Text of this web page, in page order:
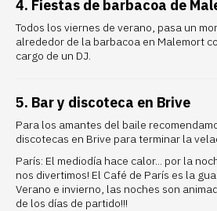
4. Fiestas de barbacoa de
Todos los viernes de verano, pasa un
alrededor de la barbacoa en Malemort
cargo de un DJ.
5. Bar y discoteca en Brive
Para los amantes del baile
discotecas en Brive para terminar la
París: El mediodía hace calor... por la
nos divertimos! El Café de París es la
Verano e invierno, las noches son
de los días de partido!!!